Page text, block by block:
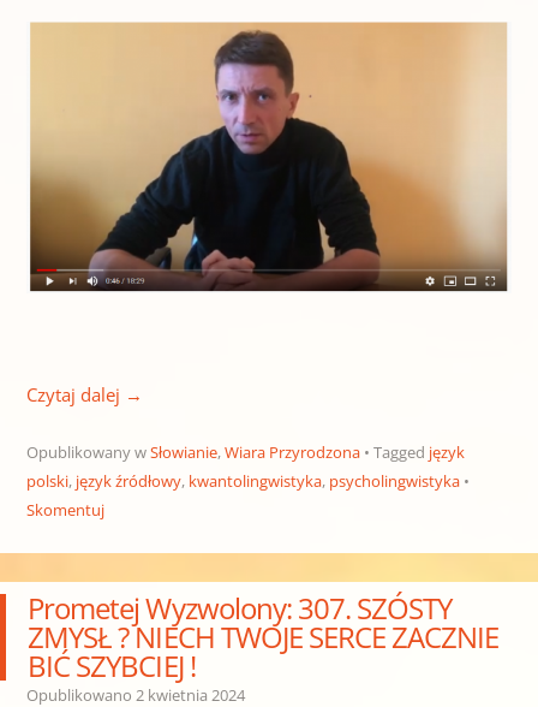
Czytaj dalej →
Opublikowany wSłowianie,Wiara Przyrodzona Tagged język
polski, język źródłowy, kwantolingwistyka, psycholingwistyka
Skomentuj
Prometej Wyzwolony: 307. SZÓSTY
ZMYSŁ ? NIECH TWOJE SERCE ZACZNIE
BIĆ SZYBCIEJ !
Opublikowano 2 kwietnia 2024